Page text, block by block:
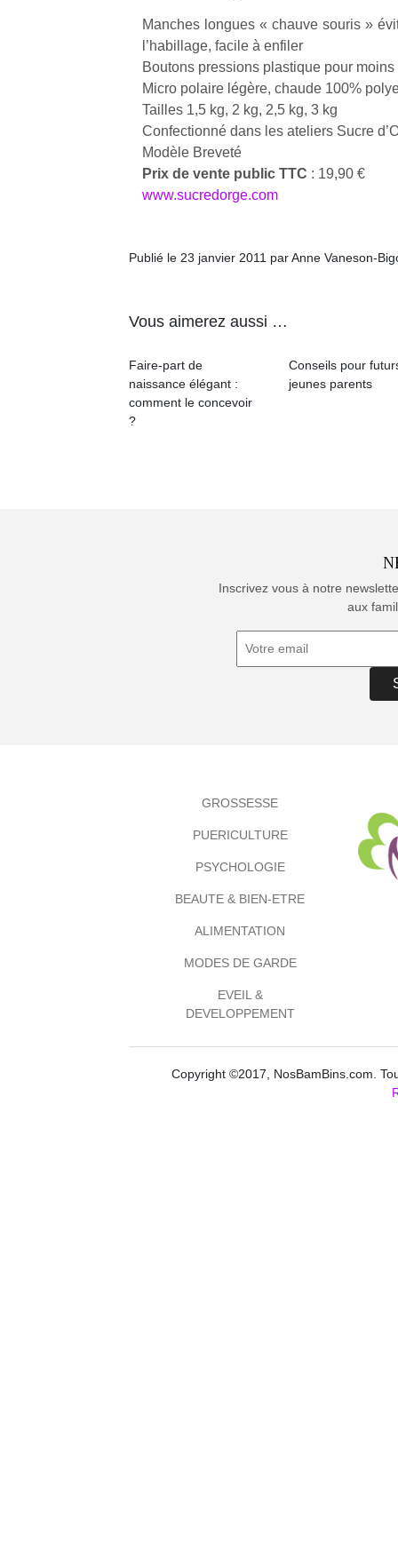
Manches longues « chauve souris »
l’habillage, facile à enfiler
Boutons pressions plastique pour moins
Micro polaire légère, chaude 100%
Tailles 1,5 kg, 2 kg, 2,5 kg, 3 kg
Confectionné dans les ateliers Sucre
Modèle Breveté
Prix de vente public TTC : 19,90 €
www.sucredorge.com
Publié le 23 janvier 2011 par Anne Vaneson-
Vous aimerez aussi …
Faire-part de
naissance élégant :
comment le concevoir
?
Conseils pour
jeunes parents
Inscrivez vous à notre
aux
GROSSESSE
PUERICULTURE
PSYCHOLOGIE
BEAUTE & BIEN-ETRE
ALIMENTATION
MODES DE GARDE
EVEIL &
DEVELOPPEMENT
Copyright ©2017, NosBamBins.com.